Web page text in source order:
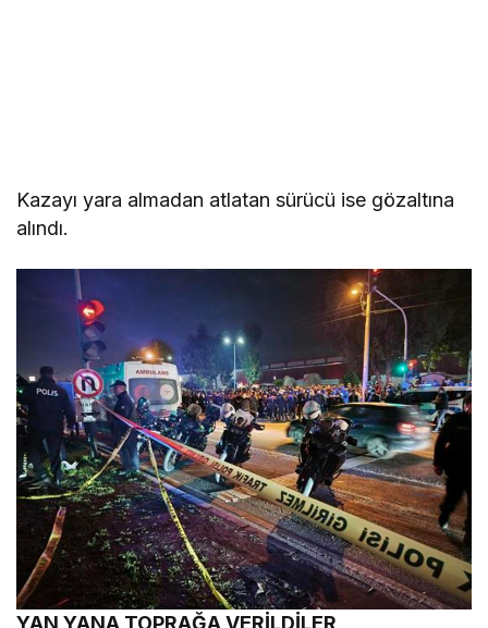
Kazayı yara almadan atlatan sürücü ise gözaltına
alındı.